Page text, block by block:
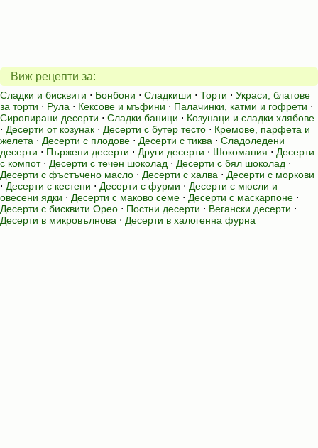
Виж рецепти за:
Сладки и бисквити ⋅ Бонбони ⋅ Сладкиши ⋅ Торти ⋅ Украси, блатове
за торти ⋅ Рула ⋅ Кексове и мъфини ⋅ Палачинки, катми и гофрети ⋅
Сиропирани десерти ⋅ Сладки баници ⋅ Козунаци и сладки хлябове
⋅ Десерти от козунак ⋅ Десерти с бутер тесто ⋅ Кремове, парфета и
желета ⋅ Десерти с плодове ⋅ Десерти с тиква ⋅ Сладоледени
десерти ⋅ Пържени десерти ⋅ Други десерти ⋅ Шокомания ⋅ Десерти
с компот⋅ Десерти с течен шоколад ⋅ Десерти с бял шоколад ⋅
Десерти с фъстъчено масло ⋅ Десерти с халва ⋅ Десерти с моркови
⋅ Десерти с кестени ⋅ Десерти с фурми ⋅ Десерти с мюсли и
овесени ядки ⋅ Десерти с маково семе ⋅ Десерти с маскарпоне ⋅
Десерти с бисквити Орео ⋅ Постни десерти ⋅ Вегански десерти ⋅
Десерти в микровълнова ⋅ Десерти в халогенна фурна